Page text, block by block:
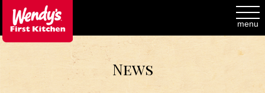
menu
News